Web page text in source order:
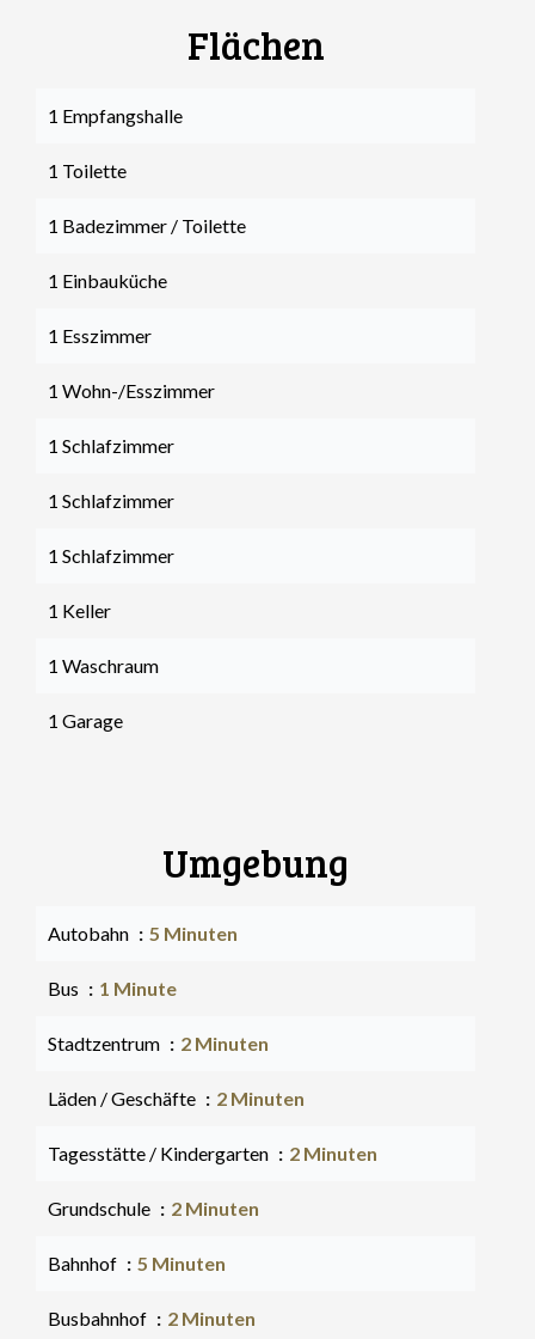
Flächen
1 Empfangshalle
1 Toilette
1 Badezimmer / Toilette
1 Einbauküche
1 Esszimmer
1 Wohn-/Esszimmer
1 Schlafzimmer
1 Schlafzimmer
1 Schlafzimmer
1 Keller
1 Waschraum
1 Garage
Umgebung
Autobahn 5 Minuten
Bus 1 Minute
Stadtzentrum 2 Minuten
Läden / Geschäfte 2 Minuten
Tagesstätte / Kindergarten 2 Minuten
Grundschule 2 Minuten
Bahnhof 5 Minuten
Busbahnhof 2 Minuten